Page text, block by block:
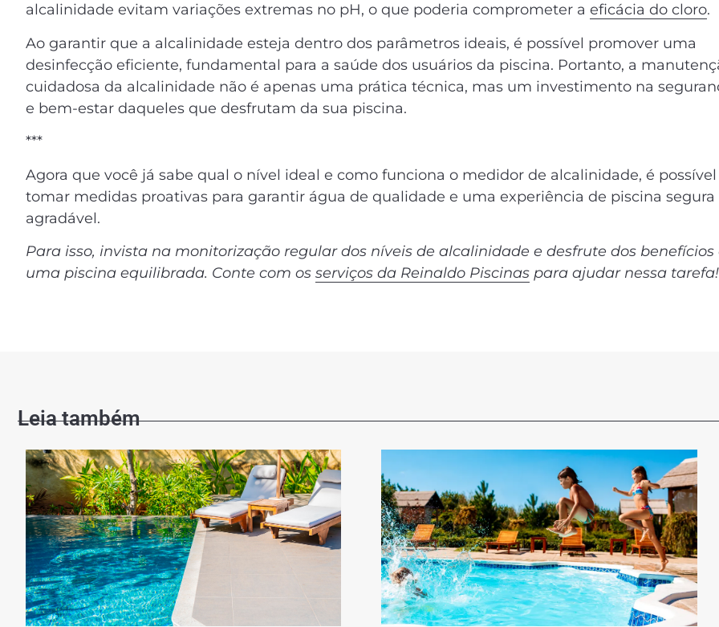
alcalinidade evitam variações extremas no pH, o que poderia comprometer a eficácia do cloro.
Ao garantir que a alcalinidade esteja dentro dos parâmetros ideais, é possível promover uma
desinfecção eficiente, fundamental para a saúde dos usuários da piscina. Portanto, a
cuidadosa da alcalinidade não é apenas uma prática técnica, mas um investimento na
e bem-estar daqueles que desfrutam da sua piscina.
***
Agora que você já sabe qual o nível ideal e como funciona o medidor de alcalinidade, é
tomar medidas proativas para garantir água de qualidade e uma experiência de piscina segura
agradável.
Para isso, invista na monitorização regular dos níveis de alcalinidade e desfrute dos benefícios
uma piscina equilibrada. Conte com os serviços da Reinaldo Piscinas para ajudar nessa tarefa!
Leia também